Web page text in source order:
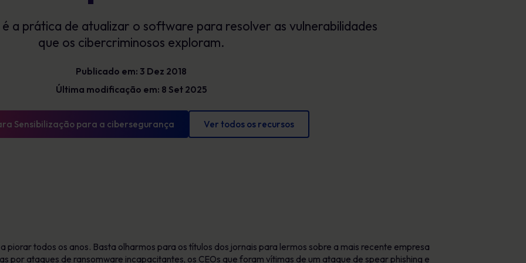
mensuráveis
Definições de cibersegurança que tens de
conhecer
Imagens envolventes que reforçam o
a prática de atualizar o software para resolver as vulnerabilidades
que os cibercriminosos exploram.
Publicado em: 3 Dez 2018
Última modificação em: 8 Set 2025
Sensibilização para a cibersegurança Ver todos os recursos
piorar todos os anos. Basta olharmos para os títulos dos jornais para lermos sobre a mais recente empresa
por ataques de ransomware incapacitantes, os CEOs que foram vítimas de um ataque de spear phishing e